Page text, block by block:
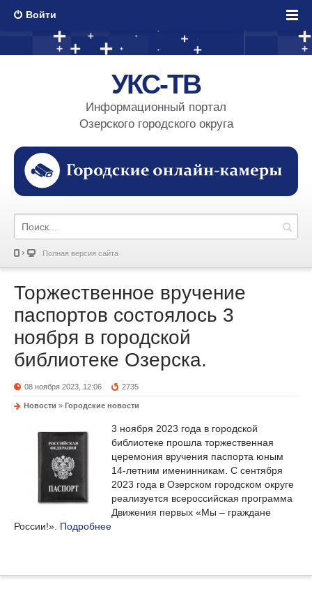
Войти
УКС-ТВ
Информационный портал
Озерского городского округа
Полная версия сайта
Торжественное вручение
паспортов состоялось 3
ноября в городской
библиотеке Озерска.
08 ноября 2023, 12:06 2735
Новости » Городские новости
3 ноября 2023 года в городской
библиотеке прошла торжественная
церемония вручения паспорта юным
14-летним именинникам. С сентября
2023 года в Озерском городском округе
реализуется всероссийская программа
Движения первых «Мы – граждане
России!». Подробнее